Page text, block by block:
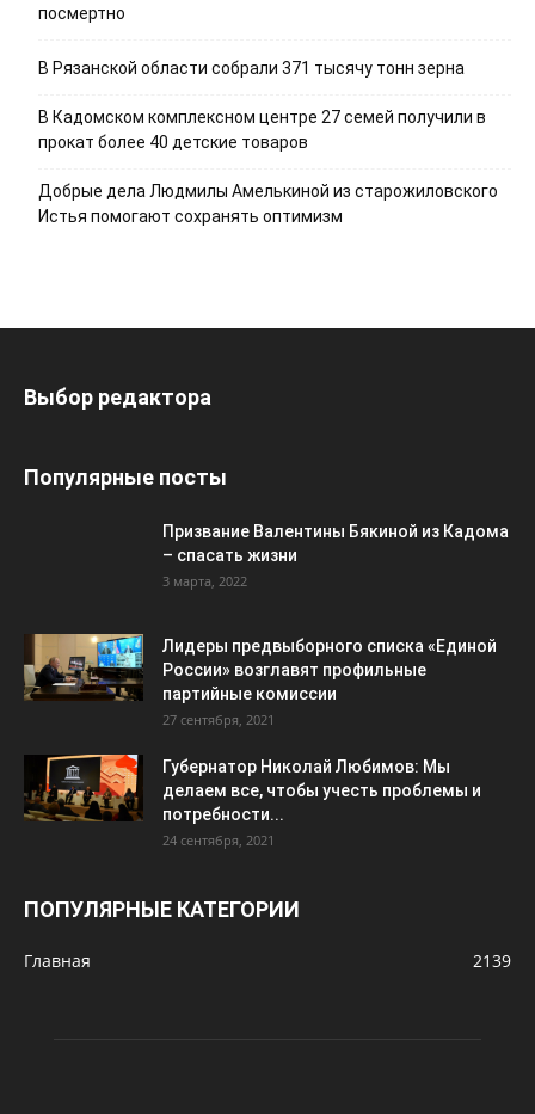
посмертно
В Рязанской области собрали 371 тысячу тонн зерна
В Кадомском комплексном центре 27 семей получили в
прокат более 40 детские товаров
Добрые дела Людмилы Амелькиной из старожиловского
Истья помогают сохранять оптимизм
Выбор редактора
Популярные посты
Призвание Валентины Бякиной из Кадома
– спасать жизни
3 марта, 2022
Лидеры предвыборного списка «Единой
России» возглавят профильные
партийные комиссии
27 сентября, 2021
Губернатор Николай Любимов: Мы
делаем все, чтобы учесть проблемы и
потребности...
24 сентября, 2021
ПОПУЛЯРНЫЕ КАТЕГОРИИ
Главная 2139